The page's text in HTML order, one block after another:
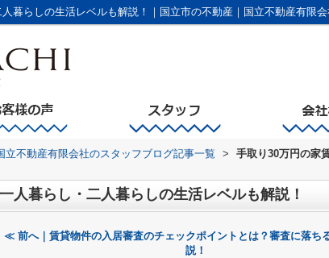
暮らしの生活レベルも解説！｜国立市の不動産｜国立不動産有限会
立不動産有限会社のスタッフブログ記事一覧 >
手取り30万円の家
人暮らし・二人暮らしの生活レベルも解説！
≪ 前へ｜賃貸物件の入居審査のチェックポイントとは？審査に落ち
説！